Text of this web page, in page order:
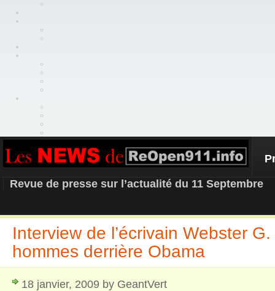
REOPEN911 – NEWS
Revue de presse sur l’actualité du 11 Septembre
Interview de l’écrivain Webster
hommes derrière Obama
18 janvier, 2009 by GeantVert